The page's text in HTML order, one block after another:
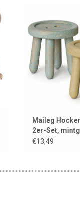
ZUM
Maileg
2er-Set,
gelb
€13,49